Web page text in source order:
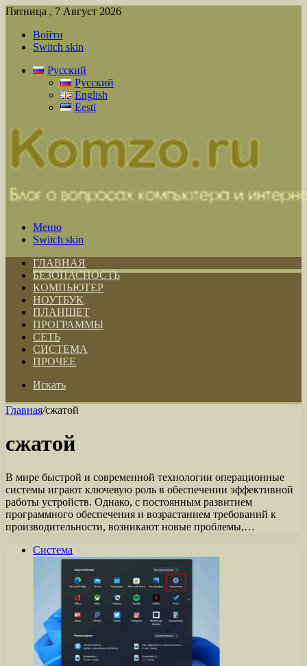
Пятница , 7 Август 2026
Войти
Switch skin
Русский
Русский
English
Eesti
Меню
Switch skin
ГЛАВНАЯ
БЕЗОПАСНОСТЬ
КОМПЬЮТЕР
НОУТБУК
ПЛАНШЕТ
ПРОГРАММЫ
СЕТЬ
СИСТЕМА
ПРОЧЕЕ
Искать
Главная/сжатой
сжатой
В мире быстрой и современной технологии операционные
системы играют ключевую роль в обеспечении эффективной
работы устройств. Однако, с постоянным развитием
программного обеспечения и возрастанием требований к
производительности, возникают новые проблемы,…
Система